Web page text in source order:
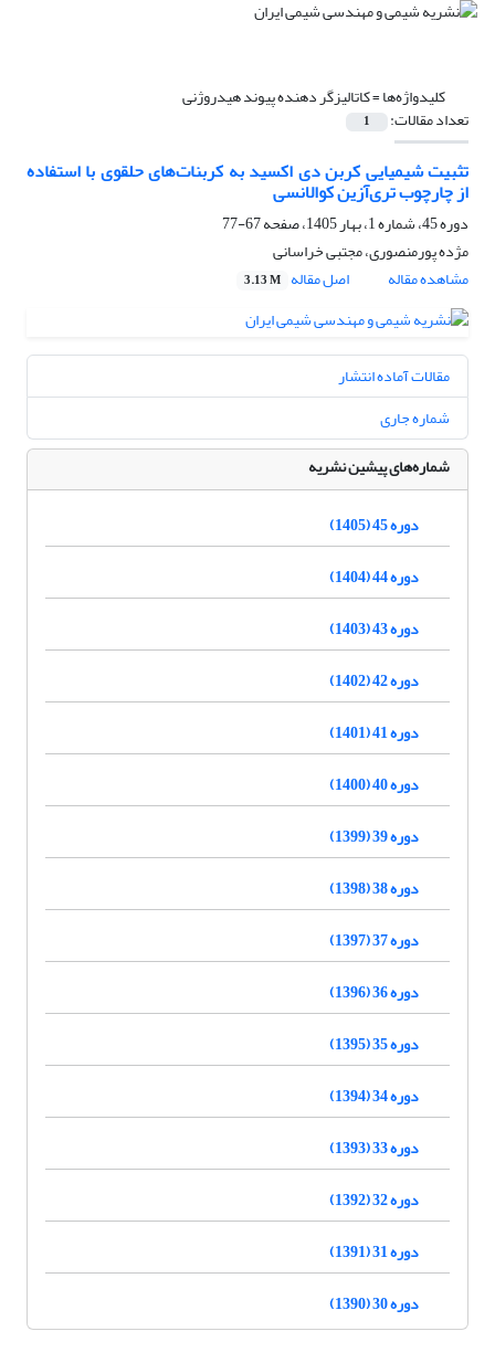
کلیدواژه‌ها =کاتالیزگر دهنده پیوند هیدروژنی
تعداد مقالات: 1
تثبیت شیمیایی کربن دی اکسید به کربنات‌های حلقوی با استفاده
از چارچوب‌ تری‌آزین کوالانسی
دوره 45، شماره 1، بهار 1405، صفحه
67-77
مژده پورمنصوری، مجتبی خراسانی
مشاهده مقاله
اصل مقاله 3.13 M
مقالات آماده انتشار
شماره جاری
شماره‌های پیشین نشریه
دوره 45 (1405)
دوره 44 (1404)
دوره 43 (1403)
دوره 42 (1402)
دوره 41 (1401)
دوره 40 (1400)
دوره 39 (1399)
دوره 38 (1398)
دوره 37 (1397)
دوره 36 (1396)
دوره 35 (1395)
دوره 34 (1394)
دوره 33 (1393)
دوره 32 (1392)
دوره 31 (1391)
دوره 30 (1390)